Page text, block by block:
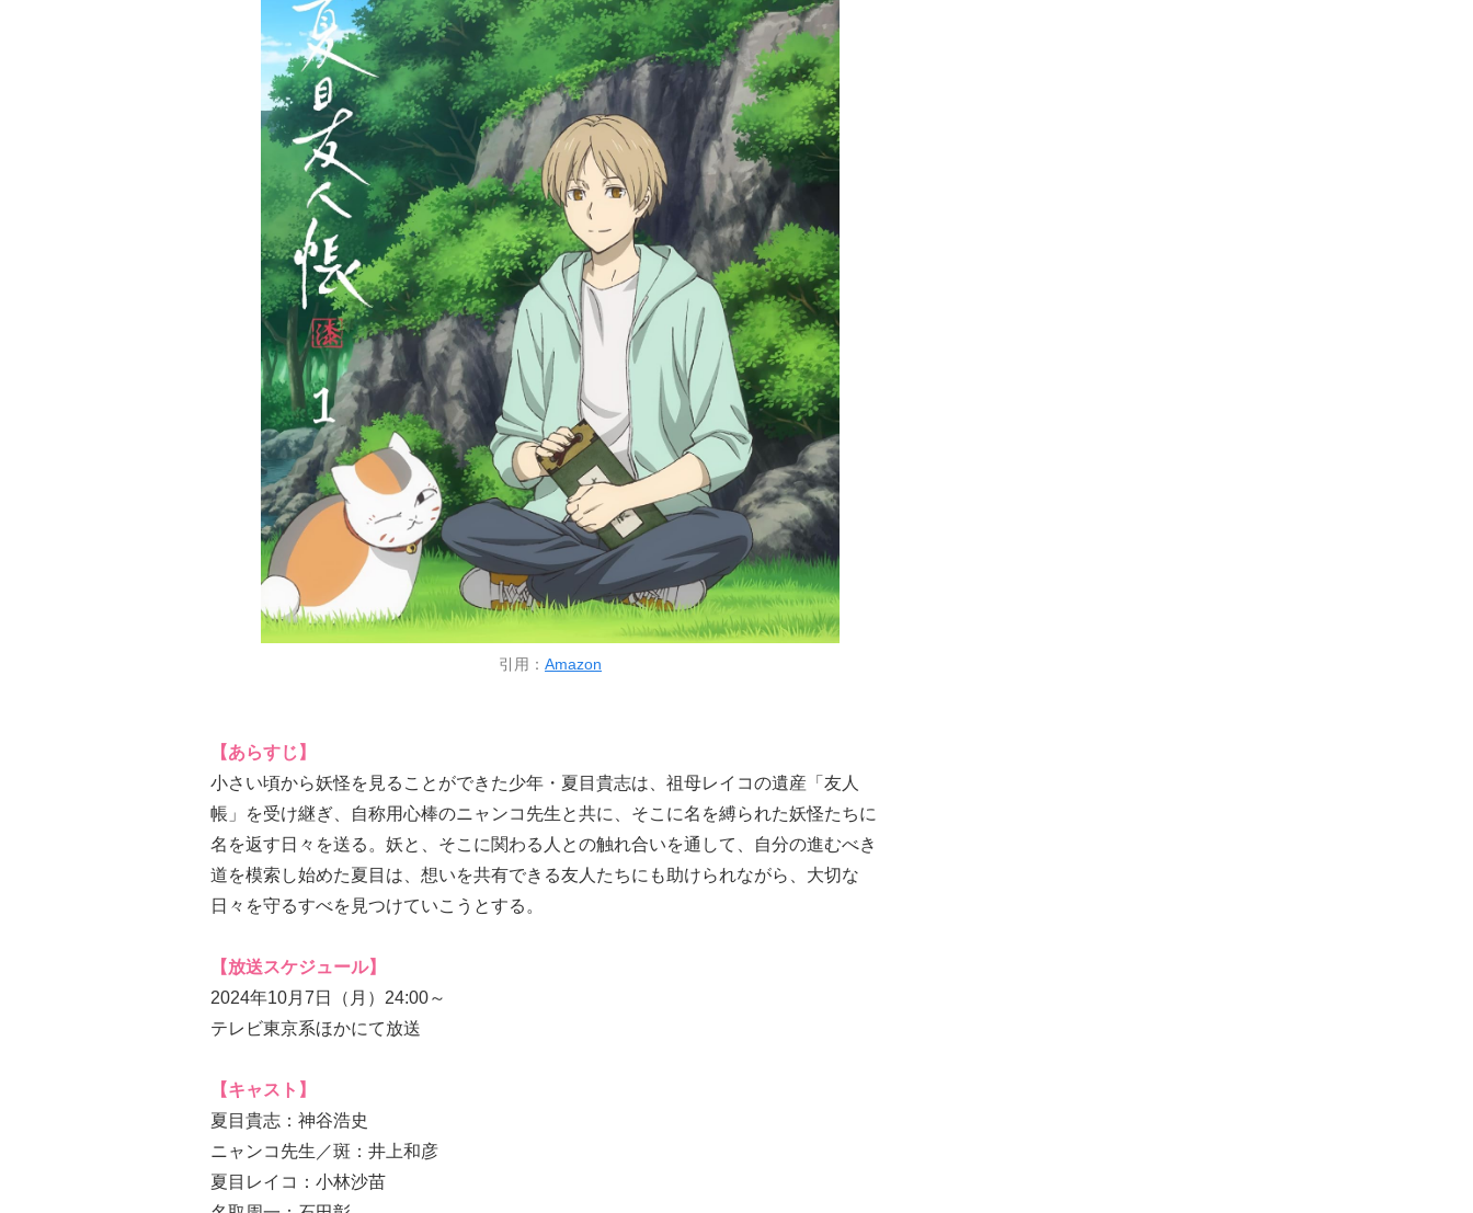
引用： Amazon
【あらすじ】
小さい頃から妖怪を見ることができた少年・夏目貴志は、祖母レイコの遺産「友人
帳」を受け継ぎ、自称用心棒のニャンコ先生と共に、そこに名を縛られた妖怪たちに
名を返す日々を送る。妖と、そこに関わる人との触れ合いを通して、自分の進むべき
道を模索し始めた夏目は、想いを共有できる友人たちにも助けられながら、大切な
日々を守るすべを見つけていこうとする。
【放送スケジュール】
2024年10月7日（月）24:00～
テレビ東京系ほかにて放送
【キャスト】
夏目貴志：神谷浩史
ニャンコ先生／斑：井上和彦
夏目レイコ：小林沙苗